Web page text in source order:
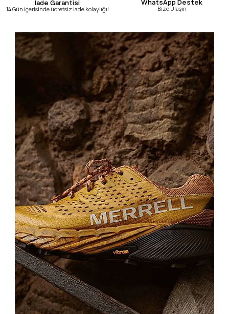
İade Garantisi
14 Gün içerisinde ücretsiz iade kolaylığı!
WhatsApp Destek
Bize Ulaşın